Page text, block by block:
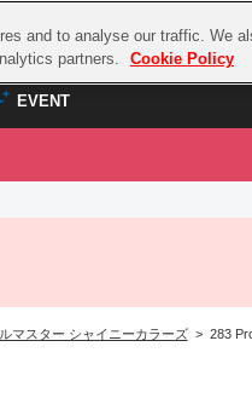
EVENT
EVENT
ASOBI STAGE
ラブライブ
ラブライブ
マスター シャイニーカラーズ> 283
and to analyse our traffic. We
partners.
Cookie Policy